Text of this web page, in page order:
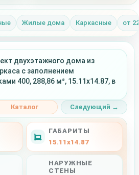
Жилые дома Каркасные от
двухэтажного дома из
с заполнением
400, 288,86 м², 15.11x14.87, в
Каталог Следующий →
ГАБАРИТЫ
15.11x14.87
НАРУЖНЫЕ
СТЕНЫ